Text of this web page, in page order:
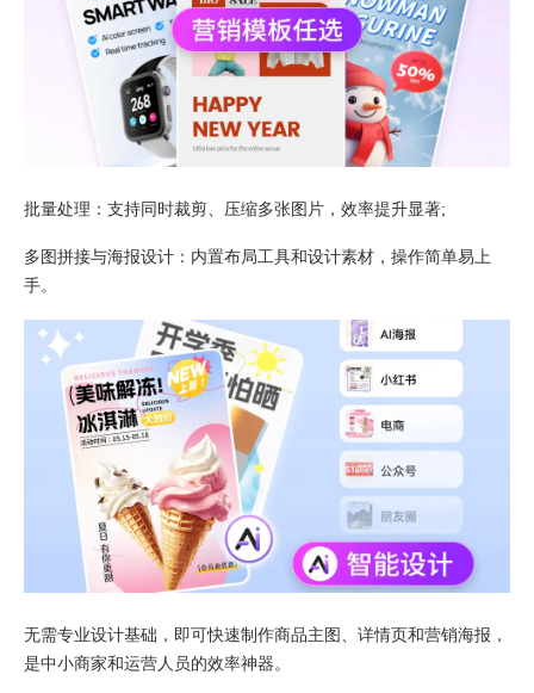
批量处理​：支持同时裁剪、压缩多张图片，效率提升显著;
多图拼接与海报设计​：内置布局工具和设计素材，操作简单易上
手。
无需专业设计基础，即可快速制作商品主图、详情页和营销海报，
是中小商家和运营人员的效率神器。